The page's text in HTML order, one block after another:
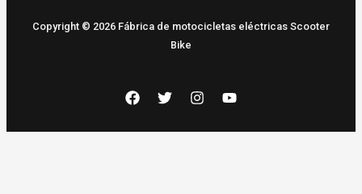
Copyright © 2026 Fábrica de motocicletas eléctricas Scooter
Bike